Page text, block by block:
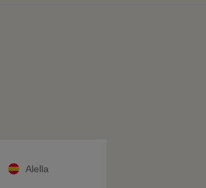
Alella